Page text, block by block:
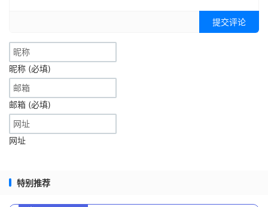
提交评论
昵称 (必填)
邮箱 (必填)
网址
特别推荐